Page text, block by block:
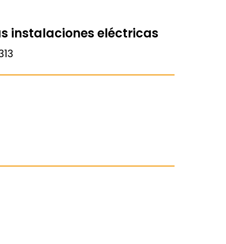
instalaciones eléctricas